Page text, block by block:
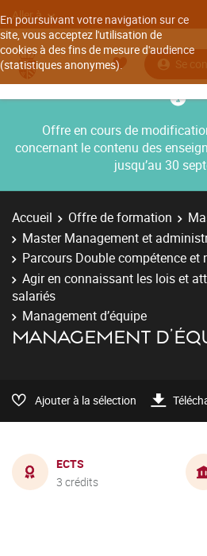
En poursuivant votre navigation sur ce
site, vous acceptez l'utilisation de
cookies à des fins de mesure d'audience
(statistiques anonymes).
Aller à
Se
Offre en cours de
concernant le contenu des
jusqu’au 30
Accueil Offre de formation
Master Management et
Parcours Double compétence et
Agir en connaissant les lois et
salariés
Management d’équipe
MANAGEMENT
Ajouter à la sélection
ECTS
3 crédits